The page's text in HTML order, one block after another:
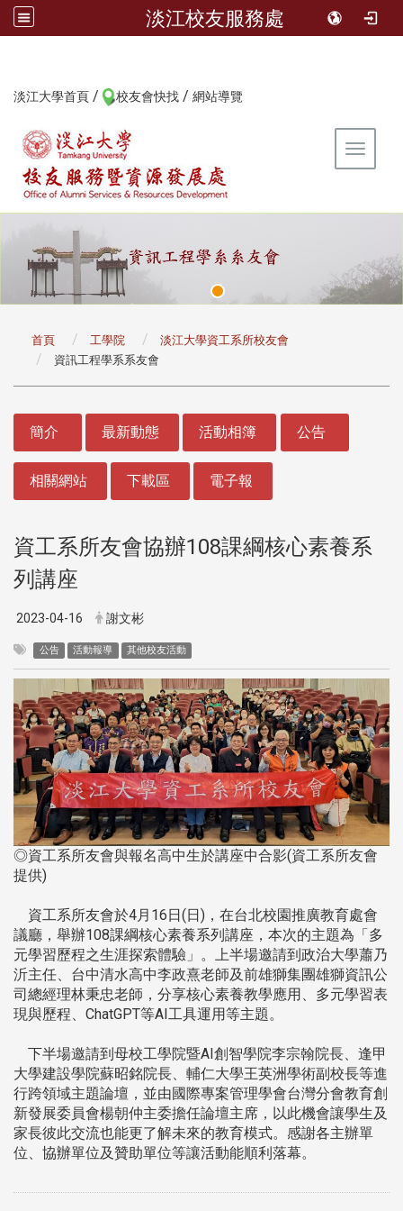
淡江校友服務處
淡江大學首頁 / 校友會快找 / 網站導覽
Toggle
首頁 工學院
淡江大學資工系所校友會
資訊工程學系系友會
簡介 最新動態 活動相簿 公告
相關網站 下載區 電子報
資工系所友會協辦108課綱核心素養系
列講座
2023-04-16 謝文彬
公告 活動報導 其他校友活動
◎資工系所友會與報名高中生於講座中合影(資工系所友會
提供)
資工系所友會於4月16日(日)，在台北校園推廣教育處會
議廳，舉辦108課綱核心素養系列講座，本次的主題為「多
元學習歷程之生涯探索體驗」。上半場邀請到政治大學蕭乃
沂主任、台中清水高中李政熹老師及前雄獅集團雄獅資訊公
司總經理林秉忠老師，分享核心素養教學應用、多元學習表
現與歷程、ChatGPT等AI工具運用等主題。
下半場邀請到母校工學院暨AI創智學院李宗翰院長、逢甲
大學建設學院蘇昭銘院長、輔仁大學王英洲學術副校長等進
行跨領域主題論壇，並由國際專案管理學會台灣分會教育創
新發展委員會楊朝仲主委擔任論壇主席，以此機會讓學生及
家長彼此交流也能更了解未來的教育模式。感謝各主辦單
位、協辦單位及贊助單位等讓活動能順利落幕。